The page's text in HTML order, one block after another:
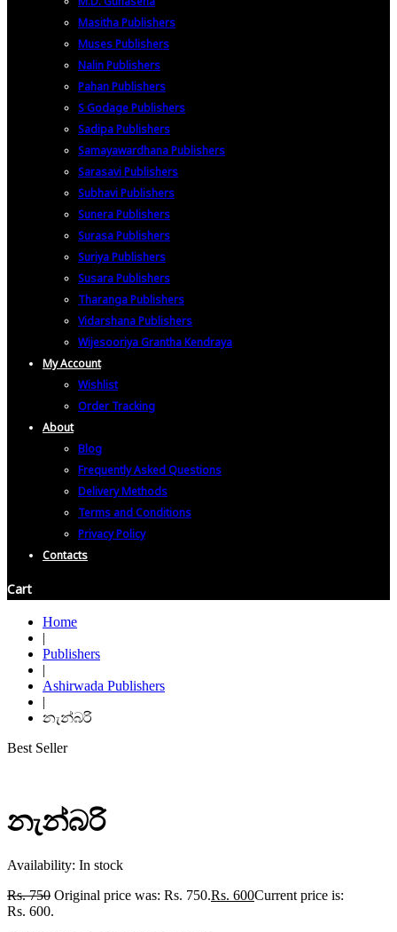
Masitha Publishers
Muses Publishers
Nalin Publishers
Pahan Publishers
S Godage Publishers
Sadipa Publishers
Samayawardhana Publishers
Sarasavi Publishers
Subhavi Publishers
Sunera Publishers
Surasa Publishers
Suriya Publishers
Susara Publishers
Tharanga Publishers
Vidarshana Publishers
Wijesooriya Grantha Kendraya
My Account
Wishlist
Order Tracking
About
Blog
Frequently Asked Questions
Delivery Methods
Terms and Conditions
Privacy Policy
Contacts
Cart
Home
|
Publishers
|
Ashirwada Publishers
|
නැන්බරි
Best Seller
නැන්බරි
Availability: In stock
Rs.750 Original price was: Rs. 750.Rs. 600Current price is:
Rs. 600.